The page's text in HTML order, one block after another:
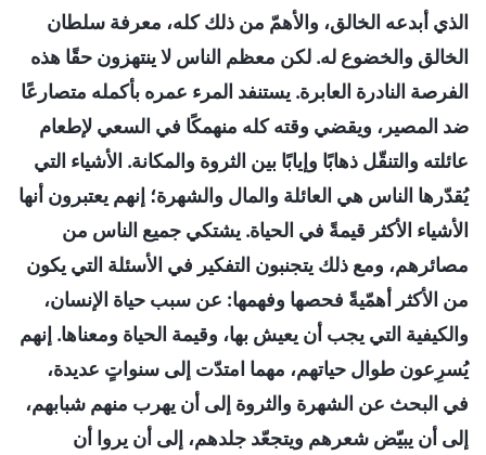
الذي أبدعه الخالق، والأهمّ من ذلك كله، معرفة سلطان
الخالق والخضوع له. لكن معظم الناس لا ينتهزون حقًا هذه
الفرصة النادرة العابرة. يستنفد المرء عمره بأكمله متصارعًا
ضد المصير، ويقضي وقته كله منهمكًا في السعي لإطعام
عائلته والتنقّل ذهابًا وإيابًا بين الثروة والمكانة. الأشياء التي
يُقدّرها الناس هي العائلة والمال والشهرة؛ إنهم يعتبرون أنها
الأشياء الأكثر قيمةً في الحياة. يشتكي جميع الناس من
مصائرهم، ومع ذلك يتجنبون التفكير في الأسئلة التي يكون
من الأكثر أهمّيةً فحصها وفهمها: عن سبب حياة الإنسان،
والكيفية التي يجب أن يعيش بها، وقيمة الحياة ومعناها. إنهم
يُسرِعون طوال حياتهم، مهما امتدّت إلى سنواتٍ عديدة،
في البحث عن الشهرة والثروة إلى أن يهرب منهم شبابهم،
إلى أن يبيّض شعرهم ويتجعّد جلدهم، إلى أن يروا أن